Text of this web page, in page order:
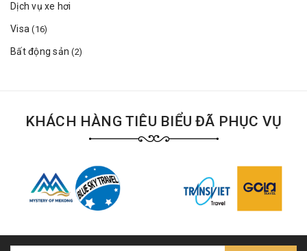
Dịch vụ xe hơi
Visa(16)
Bất động sản(2)
KHÁCH HÀNG TIÊU BIỂU ĐÃ PHỤC VỤ